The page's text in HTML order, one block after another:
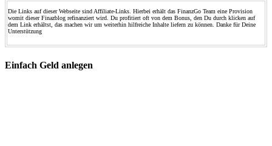
Die Links auf dieser Webseite sind Affiliate-Links. Hierbei erhält das FinanzGo Team eine Provision
womit dieser Finazblog refinanziert wird. Du profitiert oft von dem Bonus, den Du durch klicken auf
dem Link erhältst, das machen wir um weiterhin hilfreiche Inhalte liefern zu können. Danke für Deine
Unterstützung
Einfach Geld anlegen